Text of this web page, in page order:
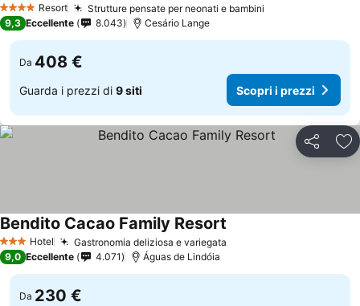
4 Stelle Resort Strutture pensate per neonati e bambini
9,3 Eccellente 8.043 Cesário Lange
Da 408 €
Guarda i prezzi di 9 siti Scopri i prezzi
Condividi
3 StelleHotel Gastronomia deliziosa e variegata
Bendito Cacao Family Resort
9,0 Eccellente 4.071 Águas de Lindóia
Da 230 €